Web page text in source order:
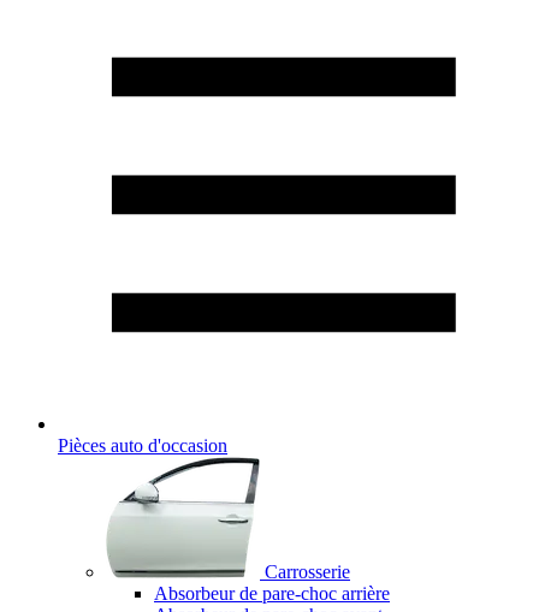
Pièces auto d'occasion
Carrosserie
Absorbeur de pare-choc arrière